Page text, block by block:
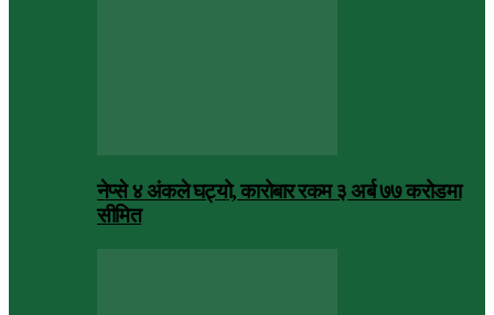
नेप्से ४ अंकले घट्यो, कारोबार रकम ३ अर्ब ७७ करोडमा
सीमित